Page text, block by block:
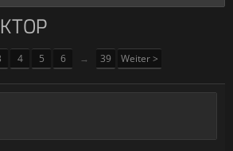
4 5 6 → 39 Weiter >